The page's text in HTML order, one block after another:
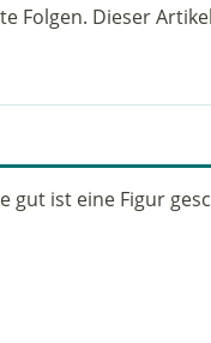
Folgen. Dieser
gut ist eine Figur